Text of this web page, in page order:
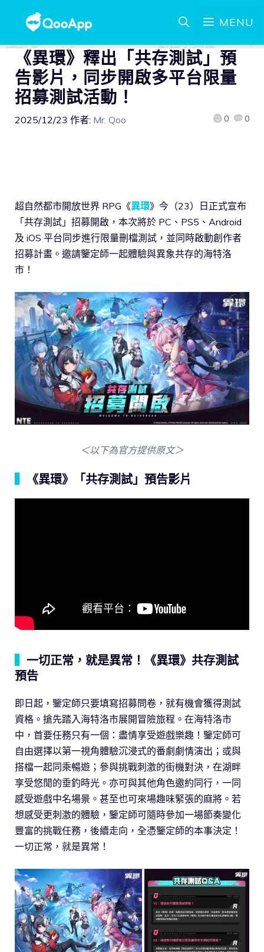
MENU
《異環》釋出「共存測試」預
告影片，同步開啟多平台限量
招募測試活動！
2025/12/23 作者: Mr. Qoo 0 0
超自然都市開放世界 RPG《異環》今（23）日正式宣布
「共存測試」招募開啟，本次將於 PC、PS5、Android
及 iOS 平台同步進行限量刪檔測試，並同時啟動創作者
招募計畫。邀請鑒定師一起體驗與異象共存的海特洛
市！
＜以下為官方提供原文＞
《異環》「共存測試」預告影片
一切正常，就是異常！《異環》共存測試
預告
即日起，鑒定師只要填寫招募問卷，就有機會獲得測試
資格。搶先踏入海特洛市展開冒險旅程。在海特洛市
中，首要任務只有一個：盡情享受遊戲樂趣！鑒定師可
自由選擇以第一視角體驗沉浸式的番劇劇情演出；或與
搭檔一起同乘暢遊；參與挑戰刺激的街機對決，在湖畔
享受悠閒的垂釣時光。亦可與其他角色邀約同行，一同
感受遊戲中名場景。甚至也可來場趣味緊張的麻將。若
想感受更刺激的體驗，鑒定師可隨時參加一場節奏變化
豐富的挑戰任務，後續走向，全憑鑒定師的本事決定！
一切正常，就是異常！